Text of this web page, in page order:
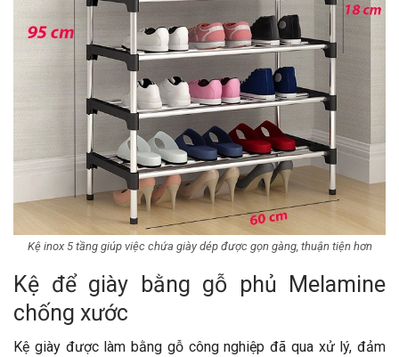
Kệ inox 5 tầng giúp việc chứa giày dép được gọn gàng, thuận tiện hơn
Kệ để giày bằng gỗ phủ Melamine
chống xước
Kệ giày được làm bằng gỗ công nghiệp đã qua xử lý, đảm